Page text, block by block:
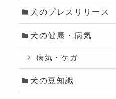
犬のプレスリリース
犬の健康・病気
病気・ケガ
犬の豆知識